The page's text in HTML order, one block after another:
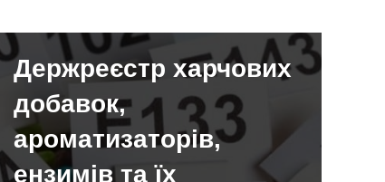
Держреєстр харчових
добавок,
ароматизаторів,
ензимів та їх